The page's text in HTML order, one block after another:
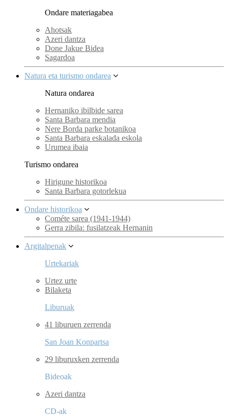
Ondare materiagabea
Ahotsak
Azeri dantza
Done Jakue Bidea
Sagardoa
Natura eta turismo ondarea
Natura ondarea
Hernaniko ibilbide sarea
Santa Barbara mendia
Nere Borda parke botanikoa
Santa Barbara eskalada eskola
Urumea ibaia
Turismo ondarea
Hirigune historikoa
Santa Barbara gotorlekua
Ondare historikoa
Cométe sarea (1941-1944)
Gerra zibila: fusilatzeak Hernanin
Argitalpenak
Urtekariak
Urtez urte
Bilaketa
Liburuak
41 liburuen zerrenda
San Joan Konpartsa
29 liburuxken zerrenda
Bideoak
Azeri dantza
CD-ak